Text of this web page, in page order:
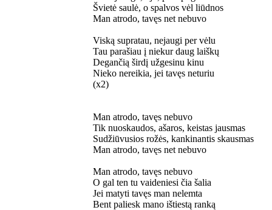
Švietė saulė, o spalvos vėl liūdnos
Man atrodo, tavęs net nebuvo
Viską supratau, nejaugi per vėlu
Tau parašiau į niekur daug laiškų
Degančią širdį užgesinu kinu
Nieko nereikia, jei tavęs neturiu
(x2)
Man atrodo, tavęs nebuvo
Tik nuoskaudos, ašaros, keistas jausmas
Sudžiūvusios rožės, kankinantis skausmas
Man atrodo, tavęs net nebuvo
Man atrodo, tavęs nebuvo
O gal ten tu vaideniesi čia šalia
Jei matyti tavęs man nelemta
Bent paliesk mano ištiestą ranką